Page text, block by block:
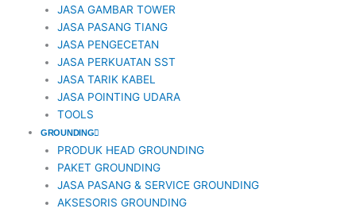
JASA GAMBAR TOWER
JASA PASANG TIANG
JASA PENGECETAN
JASA PERKUATAN SST
JASA TARIK KABEL
JASA POINTING UDARA
TOOLS
GROUNDING
PRODUK HEAD GROUNDING
PAKET GROUNDING
JASA PASANG & SERVICE GROUNDING
AKSESORIS GROUNDING